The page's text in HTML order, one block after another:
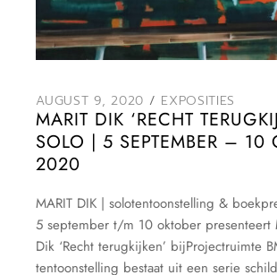
AUGUST 9, 2020 EXPOSITIES
MARIT DIK ‘RECHT
SOLO | 5 SEPTEMBER – 10
2020
MARIT DIK | solotentoonstelling &
5 september t/m 10 oktober presenteert
Dik ‘Recht terugkijken’ bijProjectruimte
tentoonstelling bestaat uit een serie